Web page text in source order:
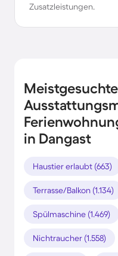
Zusatzleistungen.
Meistgesuchte
in Dangast
Haustier erlaubt (663)
Terrasse/Balkon (1.134)
Spülmaschine (1.469)
Nichtraucher (1.558)